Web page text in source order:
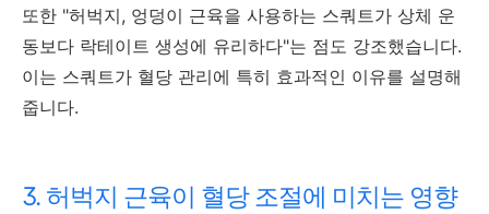
또한 "허벅지, 엉덩이 근육을 사용하는 스쿼트가 상체 운
동보다 락테이트 생성에 유리하다"는 점도 강조했습니다.
이는 스쿼트가 혈당 관리에 특히 효과적인 이유를 설명해
줍니다.
3. 허벅지 근육이 혈당 조절에 미치는 영향